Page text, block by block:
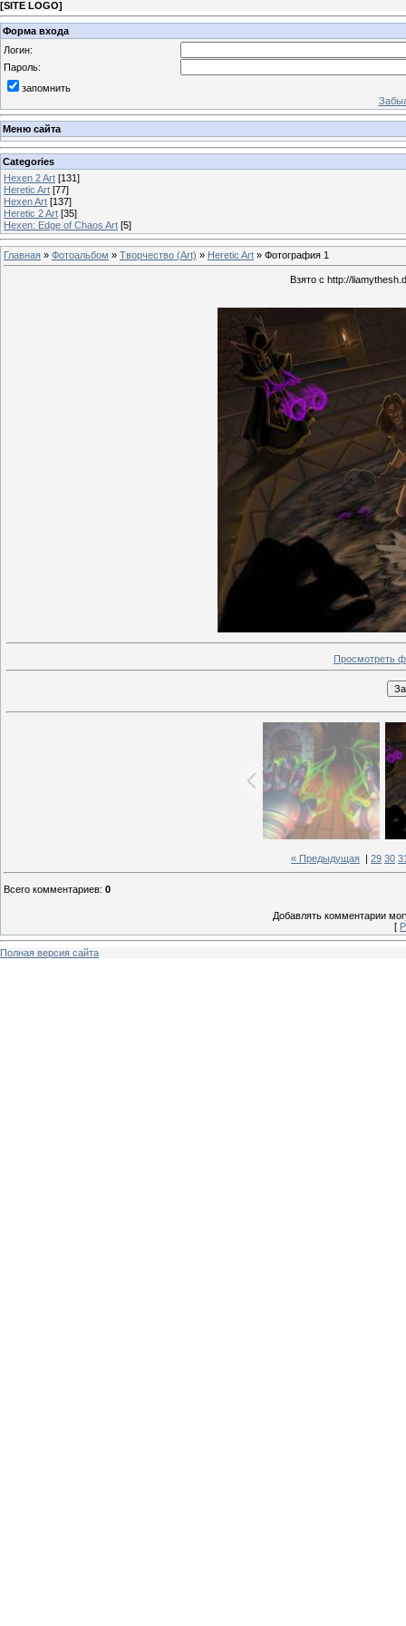
[SITE LOGO]
Форма входа
Логин:
Пароль:
запомнить
Меню сайта
Categories
Hexen 2 Art [131]
Heretic Art [77]
Hexen Art [137]
Heretic 2 Art [35]
Hexen: Edge of Chaos Art [5]
Главная » Фотоальбом » Творчество (Art) » Heretic Art » Фотография 1
Взято с http://
Просмотреть
« Предыдущая 29 30
Всего комментариев: 0
Добавлять комментарии
[
Полная версия сайта